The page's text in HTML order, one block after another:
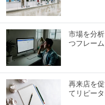
市場を分
つフレー
再来店を
てリピー